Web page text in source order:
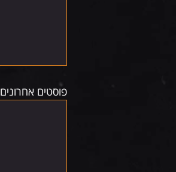
פוסטים אחרונים